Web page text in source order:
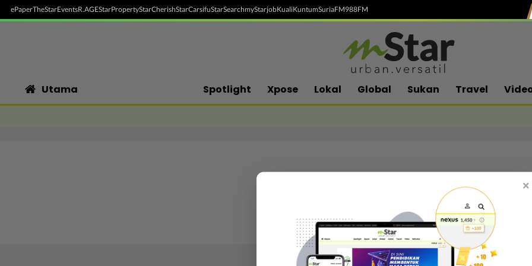
ePaperTheStarEventsR.AGEStarPropertyStarCherishStarCarsifuStarSearchmyStarjobKualiKuntumSuriaFM988FM
Utama Spotlight Xpose Lokal Global Sukan Travel
Follow media sosial kami
×